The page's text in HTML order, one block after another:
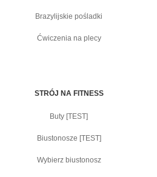
Brazylijskie pośladki
Ćwiczenia na plecy
STRÓJ NA FITNESS
Buty [TEST]
Biustonosze [TEST]
Wybierz biustonosz